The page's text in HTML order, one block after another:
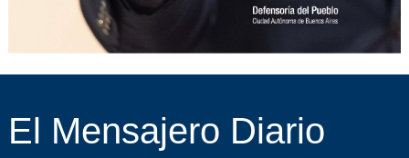
El Mensajero Diario